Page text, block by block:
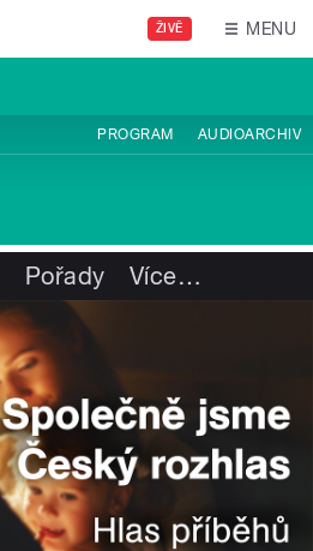
ŽIVĚ MENU
PROGRAM AUDIOARCHIV
Pořady Více…